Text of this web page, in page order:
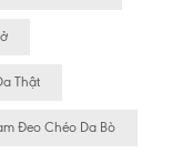
Thật
Đeo Chéo Da Bò